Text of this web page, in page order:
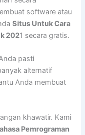
software atau
Situs Untuk Cara
2021 secara gratis.
pasti
alternatif
Anda membuat
khawatir. Kami
Pemrograman